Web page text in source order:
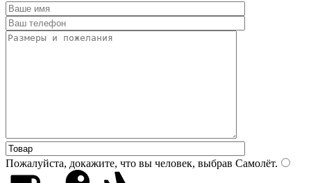
Пожалуйста, докажите, что вы человек, выбрав Самолёт.